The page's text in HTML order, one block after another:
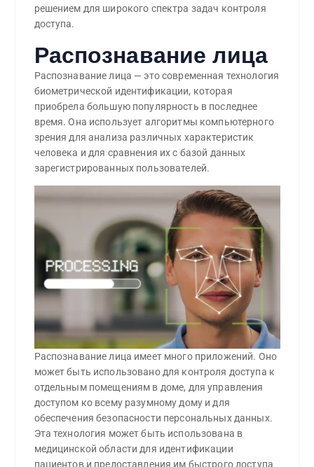
решением для широкого спектра задач контроля
доступа.
Распознавание лица
Распознавание лица — это современная технология
биометрической идентификации, которая
приобрела большую популярность в последнее
время. Она использует алгоритмы компьютерного
зрения для анализа различных характеристик
человека и для сравнения их с базой данных
зарегистрированных пользователей.
Распознавание лица имеет много приложений. Оно
может быть использовано для контроля доступа к
отдельным помещениям в доме, для управления
доступом ко всему разумному дому и для
обеспечения безопасности персональных данных.
Эта технология может быть использована в
медицинской области для идентификации
пациентов и предоставления им быстрого доступа